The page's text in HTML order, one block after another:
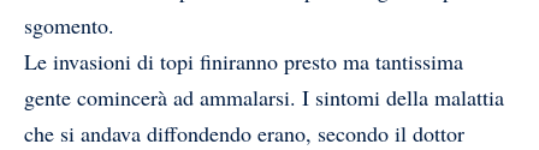
sgomento.
Le invasioni di topi finiranno presto ma tantissima
gente comincerà ad ammalarsi. I sintomi della malattia
che si andava diffondendo erano, secondo il dottor